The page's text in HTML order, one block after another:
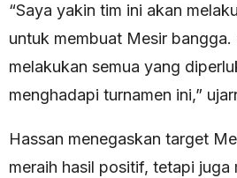
“Saya yakin tim ini akan
untuk membuat Mesir bangga.
melakukan semua yang
menghadapi turnamen ini,”
Hassan menegaskan target
meraih hasil positif, tetapi juga